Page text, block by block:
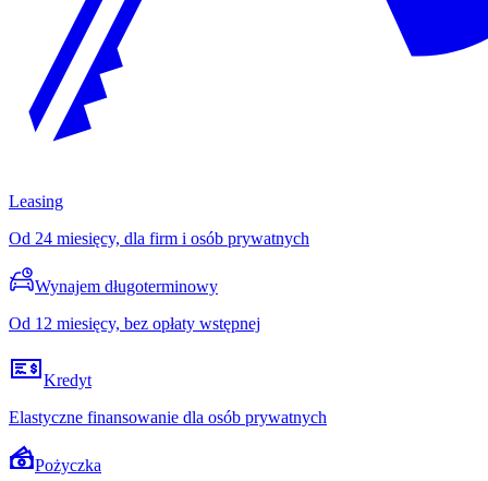
Leasing
Od 24 miesięcy, dla firm i osób prywatnych
Wynajem długoterminowy
Od 12 miesięcy, bez opłaty wstępnej
Kredyt
Elastyczne finansowanie dla osób prywatnych
Pożyczka